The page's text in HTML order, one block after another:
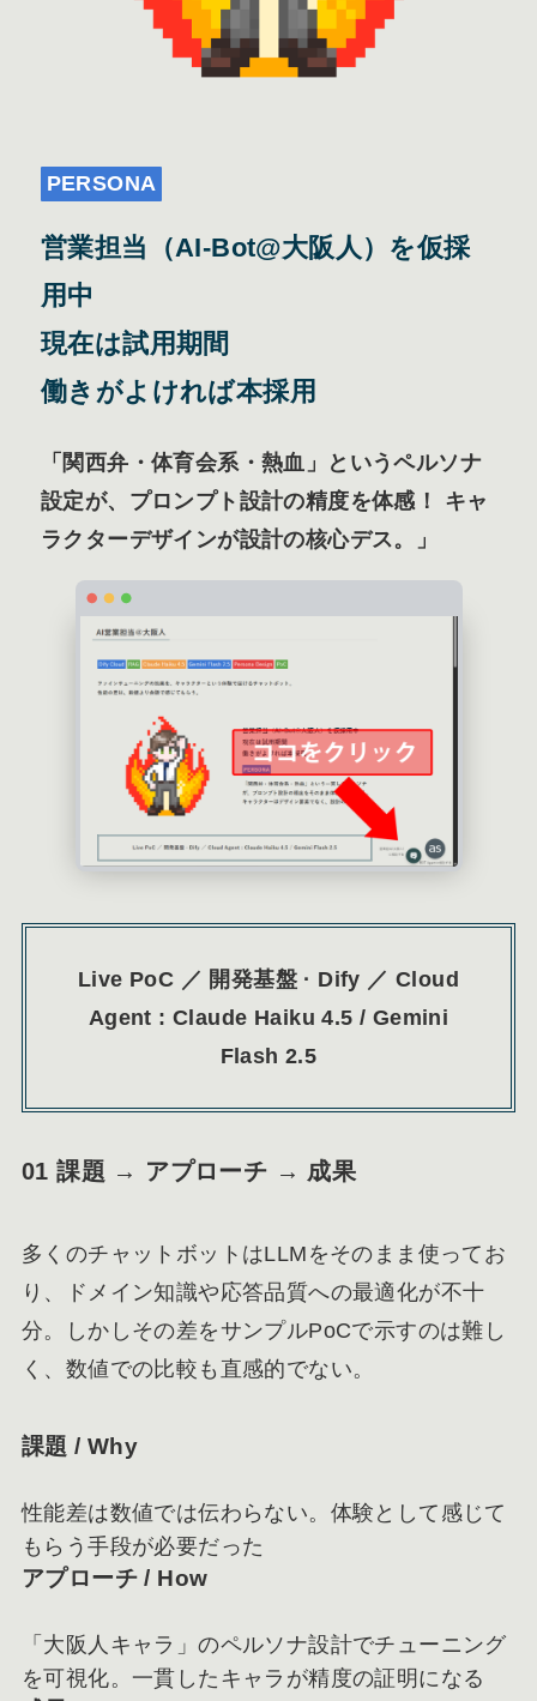
PERSONA
営業担当（AI-Bot@大阪人）を仮採
用中
現在は試用期間
働きがよければ本採用
「関西弁・体育会系・熱血」というペルソナ
設定が、プロンプト設計の精度を体感！ キャ
ラクターデザインが設計の核心デス。」
Live PoC ／ 開発基盤 · Dify ／ Cloud
Agent : Claude Haiku 4.5 / Gemini
Flash 2.5
01 課題 → アプローチ → 成果
多くのチャットボットはLLMをそのまま使ってお
り、ドメイン知識や応答品質への最適化が不十
分。しかしその差をサンプルPoCで示すのは難し
く、数値での比較も直感的でない。
課題 / Why
性能差は数値では伝わらない。体験として感じて
もらう手段が必要だった
アプローチ / How
「大阪人キャラ」のペルソナ設計でチューニング
を可視化。一貫したキャラが精度の証明になる